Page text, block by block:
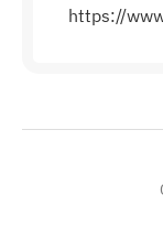
https://